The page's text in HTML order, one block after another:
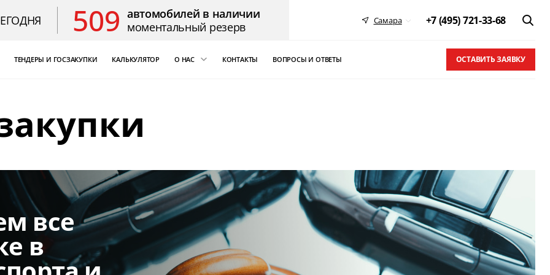
509 автомобилей в наличии
моментальный резерв
Самара +7 (495) 721-33-68
ТЕНДЕРЫ И ГОСЗАКУПКИ КАЛЬКУЛЯТОР О НАС КОНТАКТЫ ВОПРОСЫ И ОТВЕТЫ ОСТАВИТЬ ЗАЯВКУ
все
в